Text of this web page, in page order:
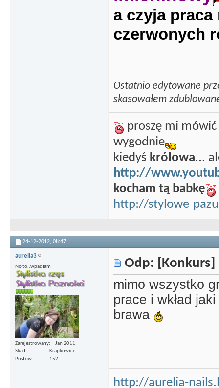
a czyja praca
czerwonych
Ostatnio edytowane
skasowałem
proszę mi
wygodnie
kiedyś królowa...
http://
kocham tą babkę
http://stylowe-
24-12-2012, 08:47
aurelia3
No to..wpadłam
Zarejestrowany
Jan 2011
Skąd
Krapkowice
Postów
152
Odp: [Konkurs]
mimo wszystko
prace i wkład
brawa
http://aurelia-